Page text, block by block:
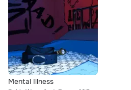
Mental Illness